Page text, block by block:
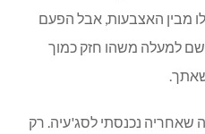
מבין האצבעות, אבל הפעם
שם למעלה משהו חזק כמוך
שאחריה נכנסתי לסג'עיה. רק